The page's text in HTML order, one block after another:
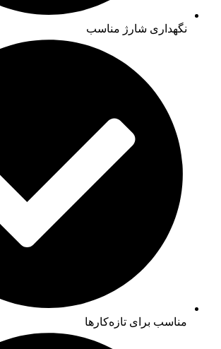
نگهداری شارژ مناسب
مناسب برای تازه‌کارها